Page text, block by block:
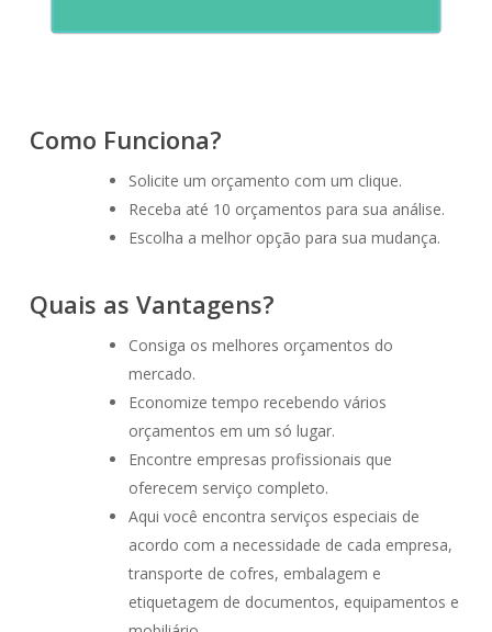
Como Funciona?
Solicite um orçamento com um clique.
Receba até 10 orçamentos para sua análise.
Escolha a melhor opção para sua mudança.
Quais as Vantagens?
Consiga os melhores orçamentos do
mercado.
Economize tempo recebendo vários
orçamentos em um só lugar.
Encontre empresas profissionais que
oferecem serviço completo.
Aqui você encontra serviços especiais de
acordo com a necessidade de cada empresa,
transporte de cofres, embalagem e
etiquetagem de documentos, equipamentos e